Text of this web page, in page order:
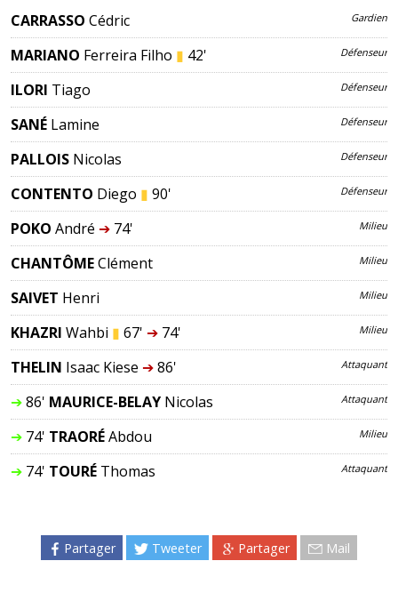
CARRASSO Cédric Gardien
MARIANO Ferreira Filho ▮ 42' Défenseur
ILORI Tiago Défenseur
SANÉ Lamine Défenseur
PALLOIS Nicolas Défenseur
CONTENTO Diego ▮ 90' Défenseur
POKO André ➔74' Milieu
CHANTÔMEClément Milieu
SAIVET Henri Milieu
KHAZRI Wahbi ▮ 67' ➔74' Milieu
THELIN Isaac Kiese ➔86' Attaquant
➔86' MAURICE-BELAY Nicolas Attaquant
➔74' TRAORÉAbdou Milieu
➔74' TOURÉ Thomas Attaquant
Partager Tweeter Partager Mail